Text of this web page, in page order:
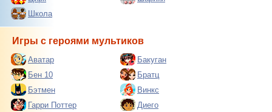
Школа
Игры с героями мультиков
Аватар
Бакуган
Бен 10
Братц
Бэтмен
Винкс
Гарри Поттер
Диего